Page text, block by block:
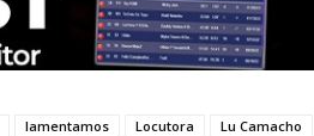
lamentamos Locutora
Lu Camacho